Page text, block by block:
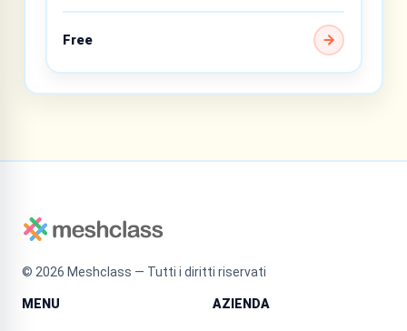
Free
© 2026 Meshclass — Tutti i diritti riservati
MENU AZIENDA